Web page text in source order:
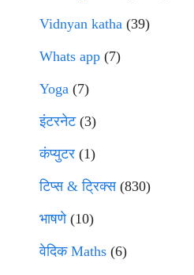
Vidnyan katha (39)
Whats app (7)
Yoga (7)
इंटरनेट(3)
कंप्युटर (1)
टिप्स & ट्रिक्स(830)
भाषणे(10)
वेदिक Maths (6)